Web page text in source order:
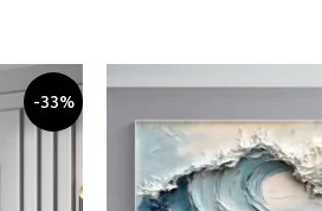
-33%